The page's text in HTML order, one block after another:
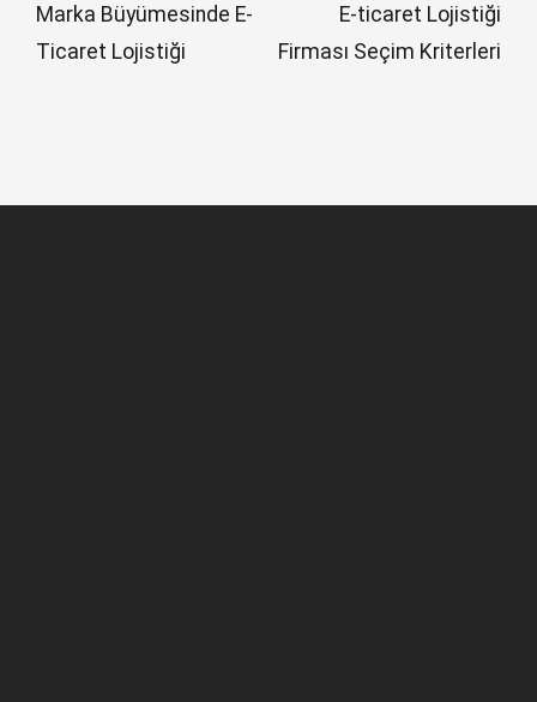
Marka Büyümesinde E-
Ticaret Lojistiği
E-ticaret Lojistiği
Firması Seçim Kriterleri